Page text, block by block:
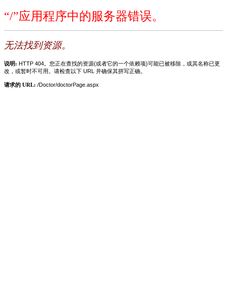
“/”应用程序中的服务器错误。
无法找到资源。
说明: HTTP 404。您正在查找的资源(或者它的一个依赖项)可能已被移除，或其名称已更
改，或暂时不可用。请检查以下 URL 并确保其拼写正确。
请求的 URL: /Doctor/doctorPage.aspx